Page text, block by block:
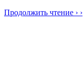
Продолжить чтение › ›